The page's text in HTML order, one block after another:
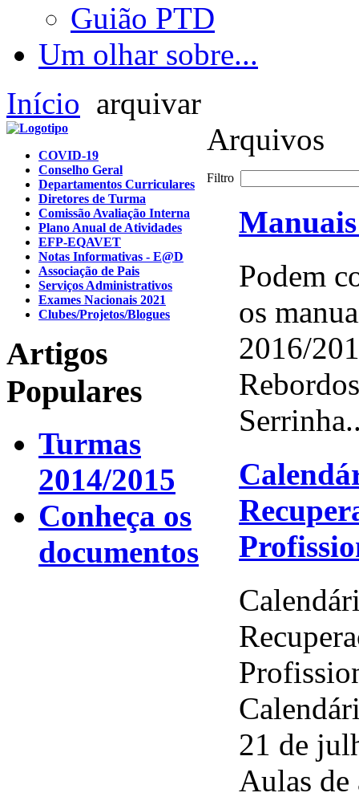
Guião PTD
Um olhar sobre...
Início arquivar
Arquivos
Filtro
Podem
os
2016/
21 de
Aulas
COVID-19
Conselho Geral
Departamentos Curriculares
Diretores de Turma
Comissão Avaliação Interna
Plano Anual de Atividades
EFP-EQAVET
Notas Informativas - E@D
Associação de Pais
Serviços Administrativos
Exames Nacionais 2021
Clubes/Projetos/Blogues
Artigos
Populares
Turmas
2014/2015
Conheça os
documentos